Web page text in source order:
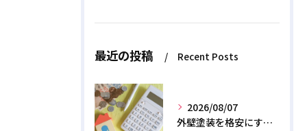
最近の投稿 Recent Posts
2026/08/07
外壁塗装を格安にする裏ワザ！専門店に直接頼むと数十万浮く？